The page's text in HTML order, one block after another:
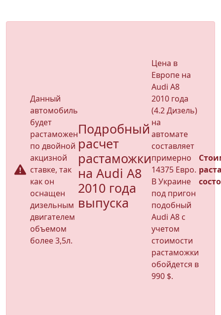
Данный
автомобиль
будет
растаможен
по двойной
акцизной
ставке, так
как он
оснащен
дизельным
двигателем
объемом
более 3,5л.
Подробный
расчет
растаможки
на Audi A8
2010 года
выпуска
Цена в
Европе на
Audi A8
2010 года
(4.2 Дизель)
на
автомате
составляет
примерно
14375 Евро.
В Украине
под пригон
подобный
Audi A8 с
учетом
стоимости
растаможки
обойдется в
990 $.